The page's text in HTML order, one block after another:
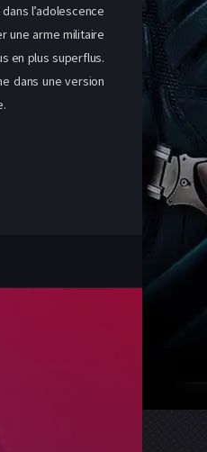
l’adolescence
une arme militaire
en plus superflus.
dans une version